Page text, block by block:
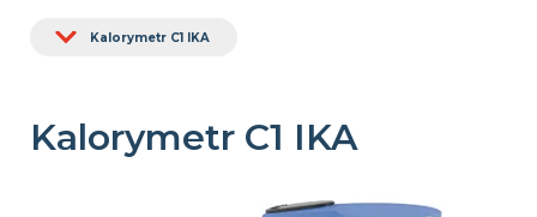
Kalorymetr C1 IKA
Kalorymetr C1 IKA